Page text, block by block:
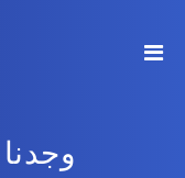
وجدنا